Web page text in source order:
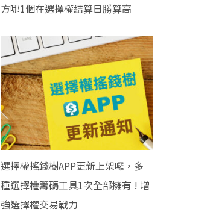
方哪1個在選擇權結算日勝算高
選擇權搖錢樹APP更新上架囉，多
種選擇權籌碼工具1次全部擁有 ! 增
強選擇權交易戰力